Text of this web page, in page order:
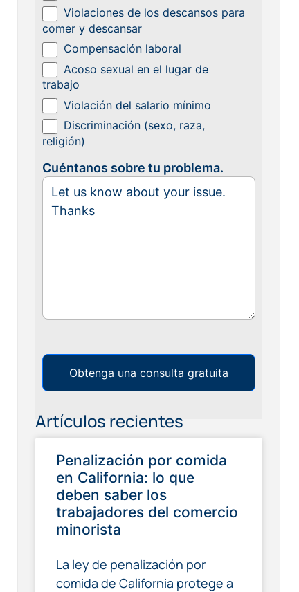
Violaciones de los descansos para
comer y descansar
Compensación laboral
Acoso sexual en el lugar de
trabajo
Violación del salario mínimo
Discriminación (sexo, raza,
religión)
Cuéntanos sobre tu problema.
Obtenga una consulta gratuita
Artículos recientes
Penalización por comida
en California: lo que
deben saber los
trabajadores del comercio
minorista
La ley de penalización por
comida de California protege a